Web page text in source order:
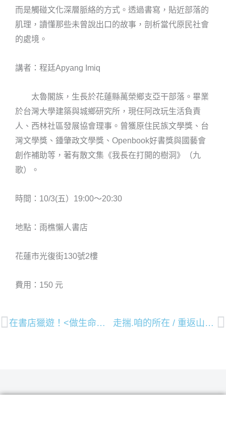
而是觸碰文化深層脈絡的方式。透過書寫，貼近部落的
肌理，讀懂那些未曾說出口的故事，剖析當代原民社會
的處境。
講者：程廷Apyang Imiq
太魯閣族，生長於花蓮縣萬榮鄉支亞干部落。畢業
於台灣大學建築與城鄉研究所，現任阿改玩生活負責
人、西林社區發展協會理事。曾獲原住民族文學獎、台
灣文學獎、鍾肇政文學獎、Openbook好書獎與國藝會
創作補助等，著有散文集《我長在打開的樹洞》（九
歌）。
時間：10/3(五）19:00～20:30
地點：雨樵懶人書店
花蓮市光復街130號2樓
費用：150 元
上一頁 在書店獵遊！<做生命的獵遊者>新書分享巡迴花蓮場 走揣.咱的所在 / 重返山林課 巡迴講座